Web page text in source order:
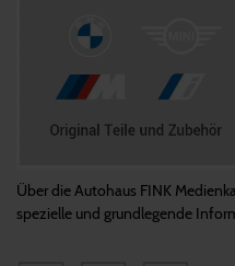
Über die Autohaus FINK
spezielle und grundlegende